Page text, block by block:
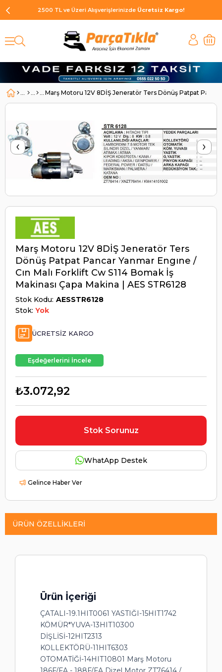
2500 TL ve Üzeri Alışverişlerinizde Ücretsiz Kargo!
Marş Motoru 12V 8DİŞ Jeneratör Ters Dönüş Patpat Pancar
‹ ›
Marş Motoru 12V 8DİŞ Jeneratör Ters
Dönüş Patpat Pancar Yanmar Engıne /
Cın Malı Forklift Cw S114 Bomak İş
Makinası Çapa Makina | AES STR6128
Stok Kodu AESSTR6128
Stok: Yok
ÜCRETSIZ KARGO
Eşdeğerlerini İncele
₺3.072,92
Stok Sorunuz
WhatApp Destek
Gelince Haber Ver
ÜRÜN ÖZELLIKLERI
Ürün İçeriği
ÇATALI-19.1HIT0061 YASTIĞI-15HIT1742
KÖMÜR*YUVA-13HIT10300
DİŞLİSİ-12HIT2313
KOLLEKTÖRÜ-11HIT6303
OTOMATİĞİ-14HIT10801 Marş Motoru